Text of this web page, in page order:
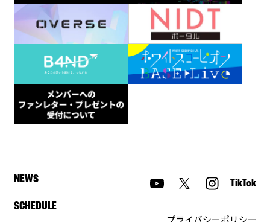
NEWS
SCHEDULE
TikTok
プライバシーポリシー